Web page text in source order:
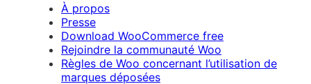
À propos
Presse
Download WooCommerce free
Rejoindre la communauté Woo
Règles de Woo concernant l’utilisation de
marques déposées